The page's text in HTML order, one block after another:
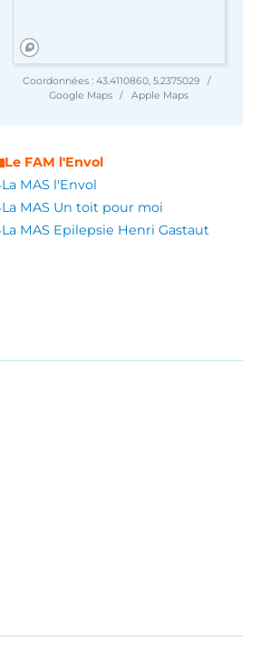
Coordonnées : 43.4110860, 5.2375029
Google Maps
Apple Maps
Le FAM l'Envol
La MAS l'Envol
La MAS Un toit pour moi
La MAS Epilepsie Henri Gastaut